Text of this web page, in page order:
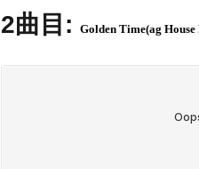
2曲目: Golden Time(ag House